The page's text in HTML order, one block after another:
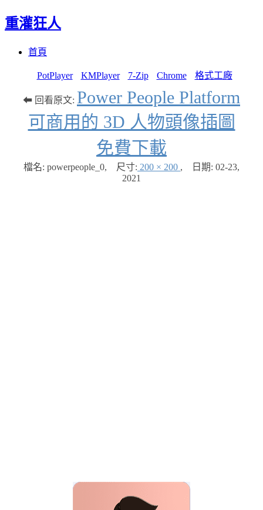
重灌狂人
首頁
PotPlayer KMPlayer 7-Zip Chrome 格式工廠
⬅ 回看原文: Power People Platform
可商用的 3D 人物頭像插圖
免費下載
檔名: powerpeople_0, 尺寸: 200 × 200 , 日期: 02-23,
2021